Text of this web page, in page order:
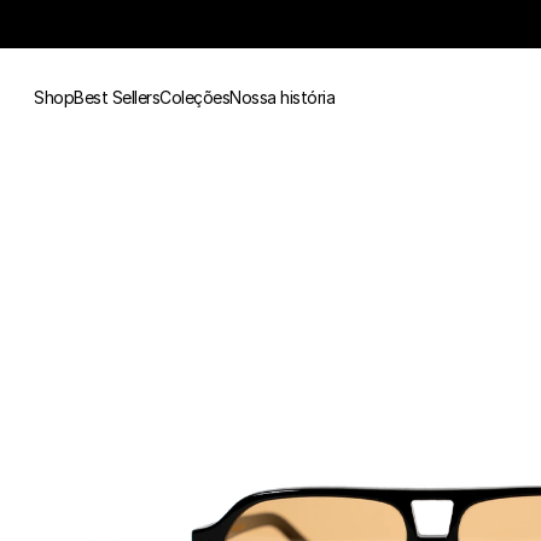
ShopBest SellersColeçõesNossa história